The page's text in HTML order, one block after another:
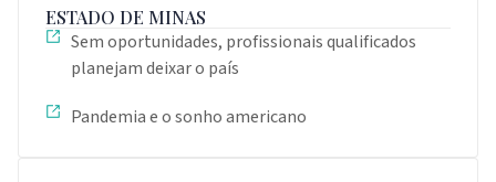
ESTADO DE MINAS
Sem oportunidades, profissionais qualificados
planejam deixar o país
Pandemia e o sonho americano